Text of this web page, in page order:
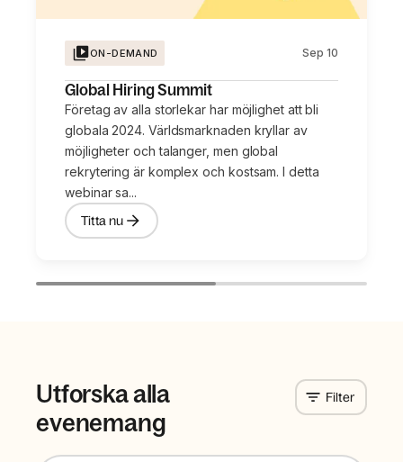
ON-DEMAND Sep 10
Global Hiring Summit
Företag av alla storlekar har möjlighet att bli
globala 2024. Världsmarknaden kryllar av
möjligheter och talanger, men global
rekrytering är komplex och kostsam. I detta
webinar sa...
Titta nu
Utforska alla
evenemang
Filter